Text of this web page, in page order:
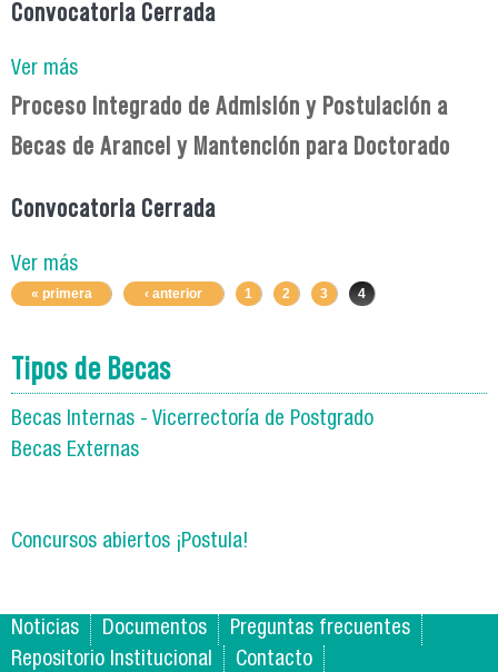
Convocatoria Cerrada
Ver más
Proceso Integrado de Admisión y Postulación a
Becas de Arancel y Mantención para Doctorado
Convocatoria Cerrada
Ver más
Páginas
« primera ‹ anterior 1 2 3 4
Tipos de Becas
Becas Internas - Vicerrectoría de Postgrado
Becas Externas
Concursos abiertos ¡Postula!
Noticias Documentos
Preguntas frecuentes
Repositorio Institucional
Contacto